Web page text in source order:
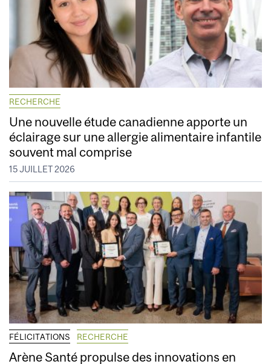
RECHERCHE
Une nouvelle étude canadienne apporte un
éclairage sur une allergie alimentaire infantile
souvent mal comprise
15 JUILLET 2026
FÉLICITATIONS RECHERCHE
Arène Santé propulse des innovations en